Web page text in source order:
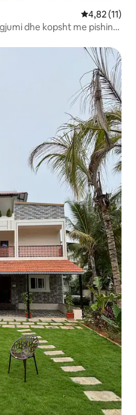
Vlerësimi
4,82 (11)
dhe kopsht me pishinë